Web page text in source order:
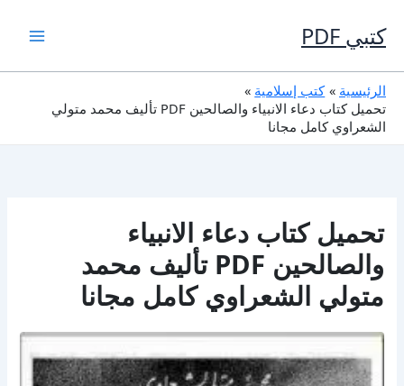
إلى
المحتوى
كتبي PDF
الرئيسية
كتب إسلامية
تحميل كتاب دعاء الانبياء والصالحين PDF تأليف محمد متولي
الشعراوي كامل مجانا
تحميل كتاب دعاء الانبياء
والصالحين PDF تأليف محمد
متولي الشعراوي كامل مجانا